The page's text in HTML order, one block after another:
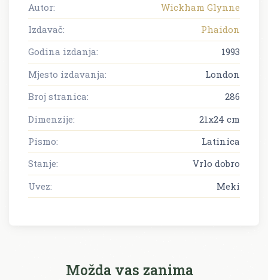
Autor:
Wickham Glynne
Izdavač:
Phaidon
Godina izdanja:
1993
Mjesto izdavanja:
London
Broj stranica:
286
Dimenzije:
21x24 cm
Pismo:
Latinica
Stanje:
Vrlo dobro
Uvez:
Meki
Možda vas zanima